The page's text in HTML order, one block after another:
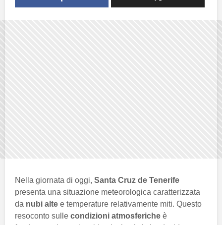
Nella giornata di oggi, Santa Cruz de Tenerife
presenta una situazione meteorologica caratterizzata
da nubi alte e temperature relativamente miti. Questo
resoconto sulle condizioni atmosferiche è